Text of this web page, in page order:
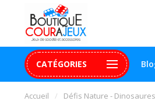
CATÉGORIES
99$+ Paiement 100% sécurisé
Accueil / Défis Nature -